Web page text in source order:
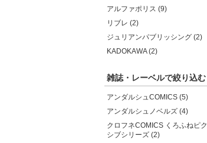
アルファポリス (9)
リブレ (2)
ジュリアンパブリッシング (2)
KADOKAWA (2)
雑誌・レーベルで絞り込む
アンダルシュCOMICS (5)
アンダルシュノベルズ (4)
クロフネCOMICS くろふねピク
シブシリーズ (2)